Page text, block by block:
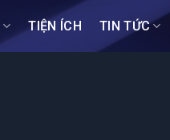
TIỆN ÍCH TIN TỨC